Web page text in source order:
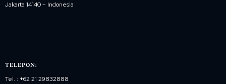
Jakarta 14140 – Indonesia
TELEPON:
Tel. : +62 21 29832888